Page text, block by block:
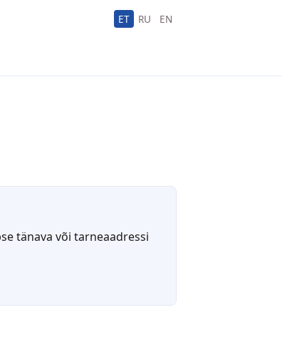
ET RU EN
tänava või tarneaadressi